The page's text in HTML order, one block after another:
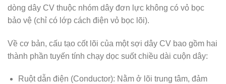
dòng dây CV thuộc nhóm dây đơn lực không có vỏ bọc
bảo vệ (chỉ có lớp cách điện vỏ bọc lõi).
Về cơ bản, cấu tạo cốt lõi của một sợi dây CV bao gồm hai
thành phần tuyến tính chạy dọc suốt chiều dài cuộn dây:
Ruột dẫn điện (Conductor): Nằm ở lõi trung tâm, đảm